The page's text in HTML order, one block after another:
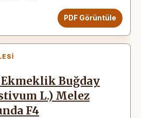
PDF Görüntüle
Ekmeklik Buğday
L.) Melez
F4